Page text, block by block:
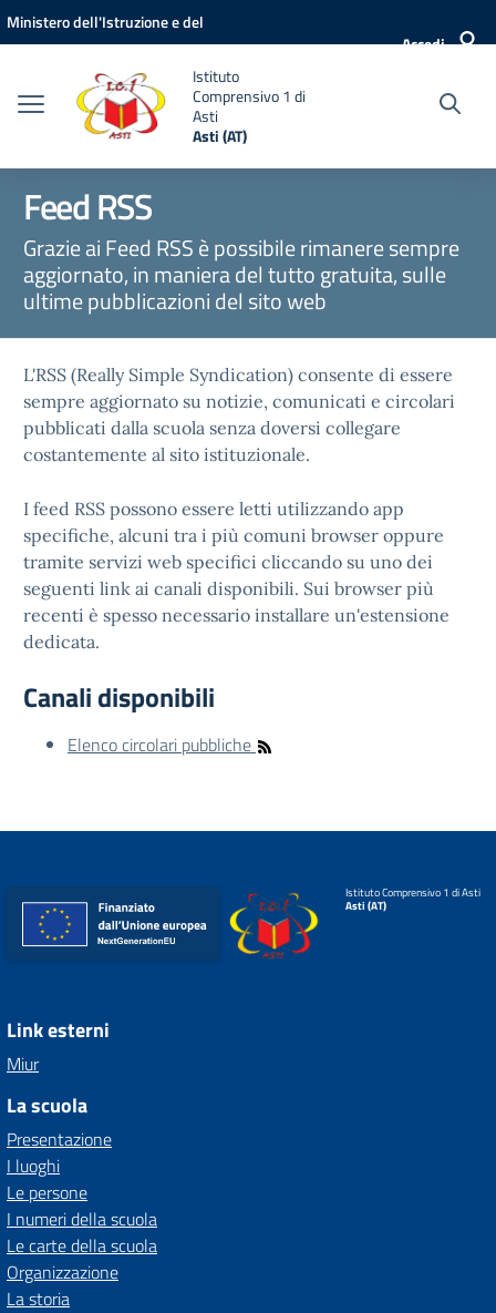
Vai ai contenuti
Vai al menu di navigazione
Vai al footer
Ministero dell'Istruzione e del
Accedi
Istituto
Comprensivo 1 di
Asti
Asti (AT)
Feed RSS
Grazie ai Feed RSS è possibile rimanere sempre
aggiornato, in maniera del tutto gratuita, sulle
ultime pubblicazioni del sito web
L'RSS (Really Simple Syndication) consente di essere
sempre aggiornato su notizie, comunicati e circolari
pubblicati dalla scuola senza doversi collegare
costantemente al sito istituzionale.
I feed RSS possono essere letti utilizzando app
specifiche, alcuni tra i più comuni browser oppure
tramite servizi web specifici cliccando su uno dei
seguenti link ai canali disponibili. Sui browser più
recenti è spesso necessario installare un'estensione
dedicata.
Canali disponibili
Elenco circolari pubbliche
Istituto Comprensivo 1 di Asti
Asti (AT)
Link esterni
Miur
La scuola
Presentazione
I luoghi
Le persone
I numeri della scuola
Le carte della scuola
Organizzazione
La storia